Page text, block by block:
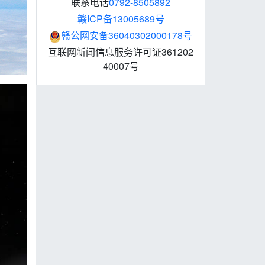
赣ICP备13005689号
赣公网安备36040302000178号
互联网新闻信息服务许可证361202
40007号